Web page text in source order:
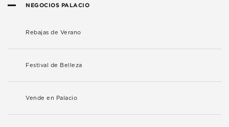
NEGOCIOS PALACIO
Rebajas de Verano
Festival de Belleza
Vende en Palacio